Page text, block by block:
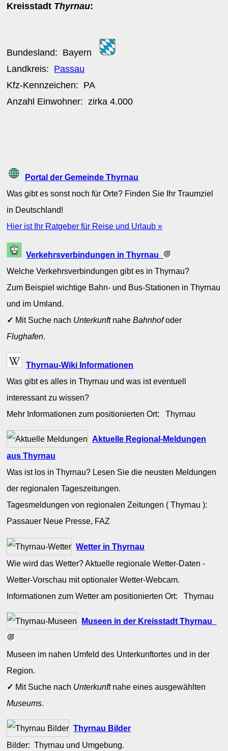
Kreisstadt Thyrnau:
Bundesland: Bayern
Landkreis: Passau
Kfz-Kennzeichen: PA
Anzahl Einwohner: zirka4.000
Portal der Gemeinde Thyrnau
Was gibt es sonst noch für Orte? Finden Sie Ihr Traumziel
in Deutschland!
Hier ist Ihr Ratgeber für Reise und Urlaub »
Verkehrsverbindungen in Thyrnau
Welche Verkehrsverbindungen gibt es in Thyrnau?
Zum Beispiel wichtige Bahn- und Bus-Stationen in Thyrnau
und im Umland.
✓ Mit Suche nach UnterkunftnaheBahnhofoder
Flughafen.
Thyrnau-Wiki Informationen
Was gibt es alles in Thyrnau und was ist eventuell
interessant zu wissen?
Mehr Informationen zum positionierten Ort: Thyrnau
Aktuelle Regional-Meldungen
aus Thyrnau
Was ist los in Thyrnau? Lesen Sie die neusten Meldungen
der regionalen Tageszeitungen.
Tagesmeldungen von regionalen Zeitungen ( Thyrnau ):
Passauer Neue Presse, FAZ
Wetter in Thyrnau
Wie wird das Wetter? Aktuelle regionale Wetter-Daten -
Wetter-Vorschau mit optionaler Wetter-Webcam.
Informationen zum Wetter am positionierten Ort: Thyrnau
Museen in der Kreisstadt Thyrnau
Museen im nahen Umfeld des Unterkunftortes und in der
Region.
✓ Mit Suche nach Unterkunftnahe eines ausgewählten
Museums.
Thyrnau Bilder
Bilder: Thyrnau und Umgebung.